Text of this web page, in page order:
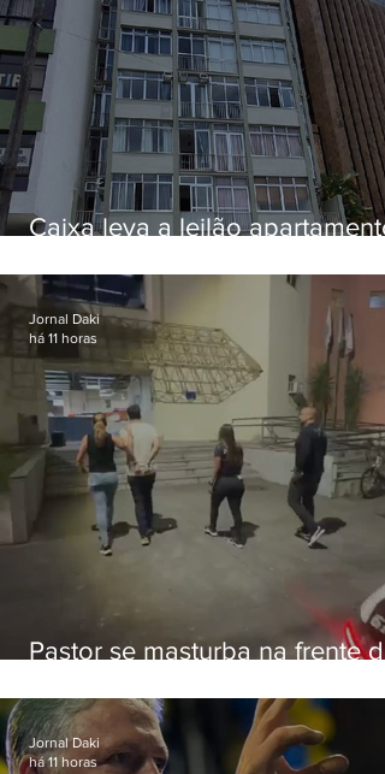
Caixa leva a leilão apartamento
Botafogo
Pastor se masturba na frente de
Jornal Daki
há 11 horas
Jornal Daki
há 11 horas